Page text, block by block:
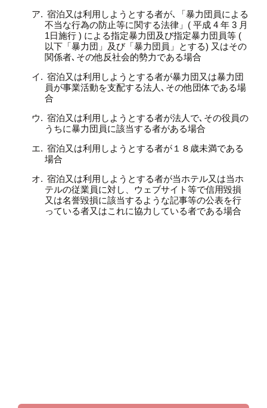
宿泊又は利用しようとする者が､「暴力団員による
不当な行為の防止等に関する法律」( 平成 4 年 3 月
1日施行 ) による指定暴力団及び指定暴力団員等 (
以下「暴力団」及び「暴力団員」とする) 又はその
関係者､その他反社会的勢力である場合
宿泊又は利用しようとする者が暴力団又は暴力団
員が事業活動を支配する法人､その他団体である場
合
宿泊又は利用しようとする者が法人で､その役員の
うちに暴力団員に該当する者がある場合
宿泊又は利用しようとする者が１８歳未満である
場合
宿泊又は利用しようとする者が当ホテル又は当ホ
テルの従業員に対し、ウェブサイト等で信用毀損
又は名誉毀損に該当するような記事等の公表を行
っている者又はこれに協力している者である場合